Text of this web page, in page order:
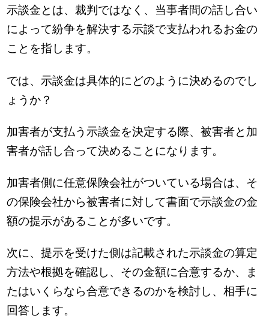
示談金とは、裁判ではなく、当事者間の話し合い
によって紛争を解決する示談で支払われるお金の
ことを指します。
では、示談金は具体的にどのように決めるのでし
ょうか？
加害者が支払う示談金を決定する際、被害者と加
害者が話し合って決めることになります。
加害者側に任意保険会社がついている場合は、そ
の保険会社から被害者に対して書面で示談金の金
額の提示があることが多いです。
次に、提示を受けた側は記載された示談金の算定
方法や根拠を確認し、その金額に合意するか、ま
たはいくらなら合意できるのかを検討し、相手に
回答します。